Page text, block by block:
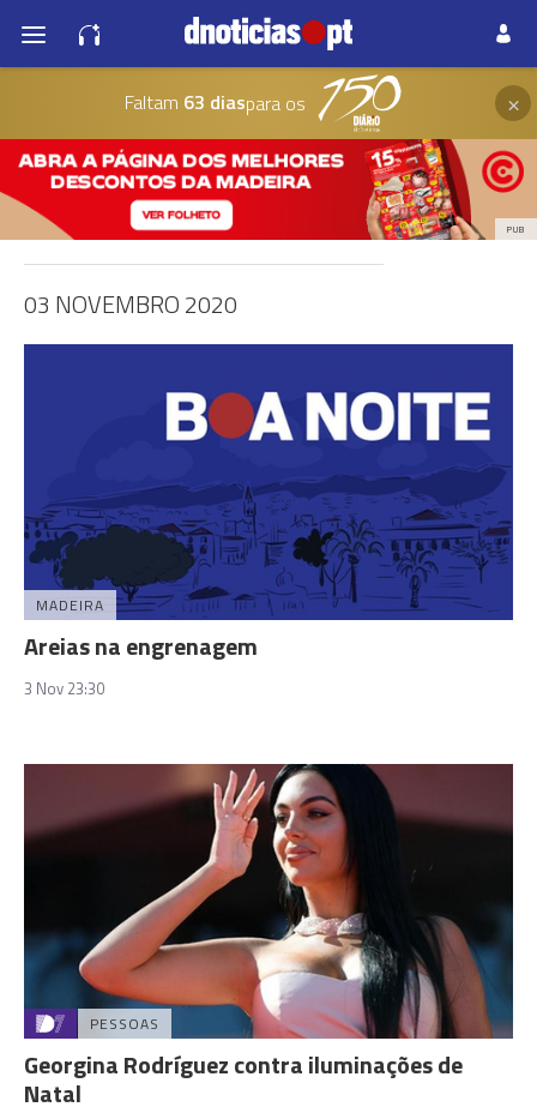
Faltam 63 diaspara os ×
PUB
03 NOVEMBRO 2020
MADEIRA
Areias na engrenagem
3 Nov 23:30
PESSOAS
Georgina Rodríguez contra iluminações de
Natal